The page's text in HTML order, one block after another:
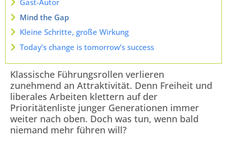
Gast-Autor
Mind the Gap
Kleine Schritte, große Wirkung
Today’s change is tomorrow’s success
Klassische Führungsrollen verlieren
zunehmend an Attraktivität. Denn Freiheit und
liberales Arbeiten klettern auf der
Prioritätenliste junger Generationen immer
weiter nach oben. Doch was tun, wenn bald
niemand mehr führen will?